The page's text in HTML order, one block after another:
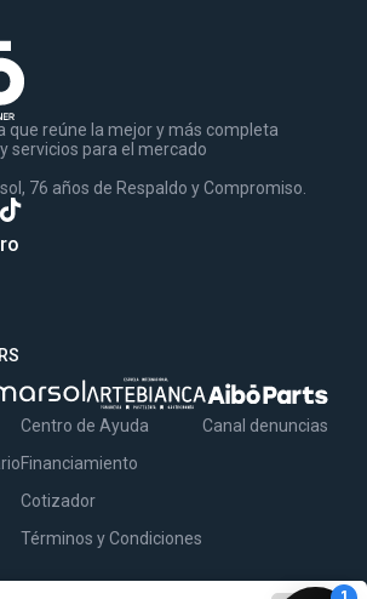
que reúne la mejor y más completa
servicios para el mercado
76 años de Respaldo y Compromiso.
Centro de Ayuda
Financiamiento
Cotizador
Términos y Condiciones
Canal denuncias